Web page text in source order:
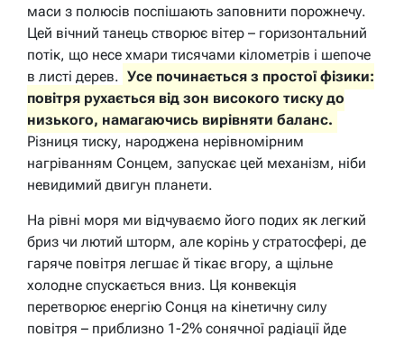
маси з полюсів поспішають заповнити порожнечу.
Цей вічний танець створює вітер – горизонтальний
потік, що несе хмари тисячами кілометрів і шепоче
в листі дерев. Усе починається з простої фізики:
повітря рухається від зон високого тиску до
низького, намагаючись вирівняти баланс.
Різниця тиску, народжена нерівномірним
нагріванням Сонцем, запускає цей механізм, ніби
невидимий двигун планети.
На рівні моря ми відчуваємо його подих як легкий
бриз чи лютий шторм, але корінь у стратосфері, де
гаряче повітря легшає й тікає вгору, а щільне
холодне спускається вниз. Ця конвекція
перетворює енергію Сонця на кінетичну силу
повітря – приблизно 1-2% сонячної радіації йде